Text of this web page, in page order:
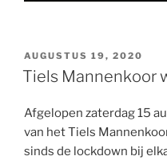
GEPLAATST
OP
AUGUSTUS 19, 2020
Tiels Mannenkoor
Afgelopen zaterdag 15
van het Tiels
sinds de lockdown bij